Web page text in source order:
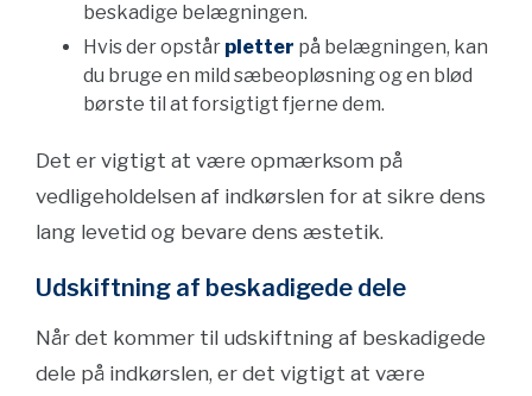
beskadige belægningen.
Hvis der opstår pletter på belægningen, kan
du bruge en mild sæbeopløsning og en blød
børste til at forsigtigt fjerne dem.
Det er vigtigt at være opmærksom på
vedligeholdelsen af indkørslen for at sikre dens
lang levetid og bevare dens æstetik.
Udskiftning af beskadigede dele
Når det kommer til udskiftning af beskadigede
dele på indkørslen, er det vigtigt at være